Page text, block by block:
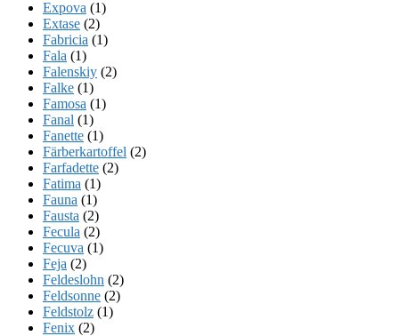
Expova (1)
Extase (2)
Fabricia (1)
Fala (1)
Falenskiy (2)
Falke (1)
Famosa (1)
Fanal (1)
Fanette (1)
Färberkartoffel (2)
Farfadette (2)
Fatima (1)
Fauna (1)
Fausta (2)
Fecula (2)
Fecuva (1)
Feja (2)
Feldeslohn (2)
Feldsonne (2)
Feldstolz (1)
Fenix (2)